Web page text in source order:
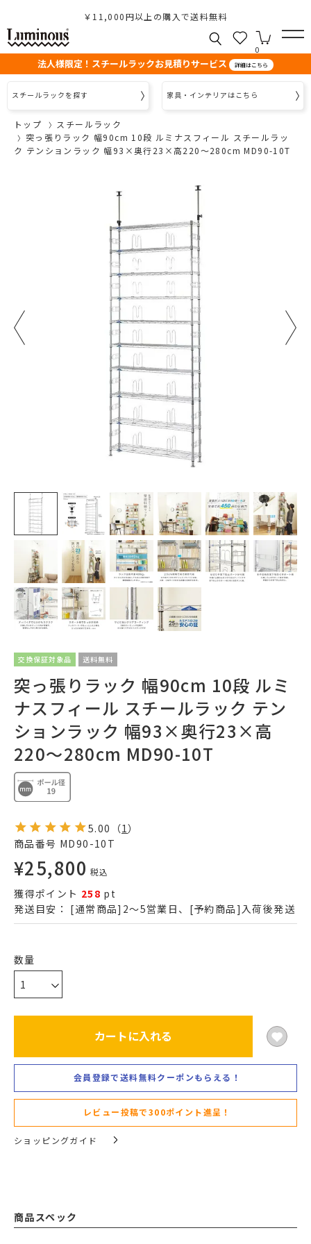
￥11,000円以上の購入で送料無料
0
法人様限定！スチールラックお見積りサービス 詳細はこちら
スチールラックを探す 家具・インテリアはこちら
トップ
スチールラック
突っ張りラック 幅90cm 10段 ルミナスフィール スチールラッ
ク テンションラック 幅93×奥行23×高220～280cm MD90-10T
交換保証対象品 送料無料
突っ張りラック 幅90cm 10段 ルミ
ナスフィール スチールラック テン
ションラック 幅93×奥行23×高
220～280cm MD90-10T
5.00 （1）
商品番号 MD90-10T
¥25,800 税込
獲得ポイント 258 pt
発送目安： [通常商品]2～5営業日、[予約商品]入荷後発送
カートに入れる
会員登録で送料無料クーポンもらえる！
レビュー投稿で300ポイント進呈！
ショッピングガイド
商品スペック